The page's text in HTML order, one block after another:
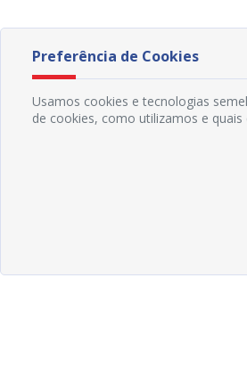
Preferência de Cookies
Usamos cookies e tecnologias
de cookies, como utilizamos e